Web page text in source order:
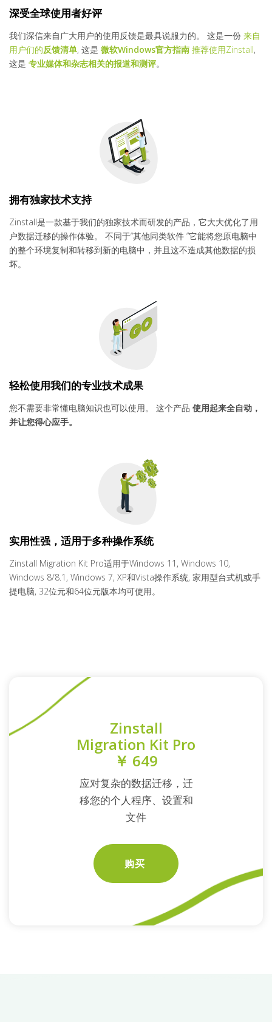
深受全球使用者好评
我们深信来自广大用户的使用反馈是最具说服力的。 这是一份 来自
用户们的反馈清单, 这是 微软Windows官方指南 推荐使用Zinstall,
这是 专业媒体和杂志相关的报道和测评。
拥有独家技术支持
Zinstall是一款基于我们的独家技术而研发的产品，它大大优化了用
户数据迁移的操作体验。 不同于“其他同类软件 ”它能将您原电脑中
的整个环境复制和转移到新的电脑中，并且这不造成其他数据的损
坏。
轻松使用我们的专业技术成果
您不需要非常懂电脑知识也可以使用。 这个产品 使用起来全自动，
并让您得心应手。
实用性强，适用于多种操作系统
Zinstall Migration Kit Pro适用于Windows 11, Windows 10,
Windows 8/8.1, Windows 7, XP和Vista操作系统, 家用型台式机或手
提电脑, 32位元和64位元版本均可使用。
Zinstall
Migration Kit Pro
￥ 649
应对复杂的数据迁移，迁
移您的个人程序、设置和
文件
购买